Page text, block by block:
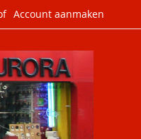
Account aanmaken